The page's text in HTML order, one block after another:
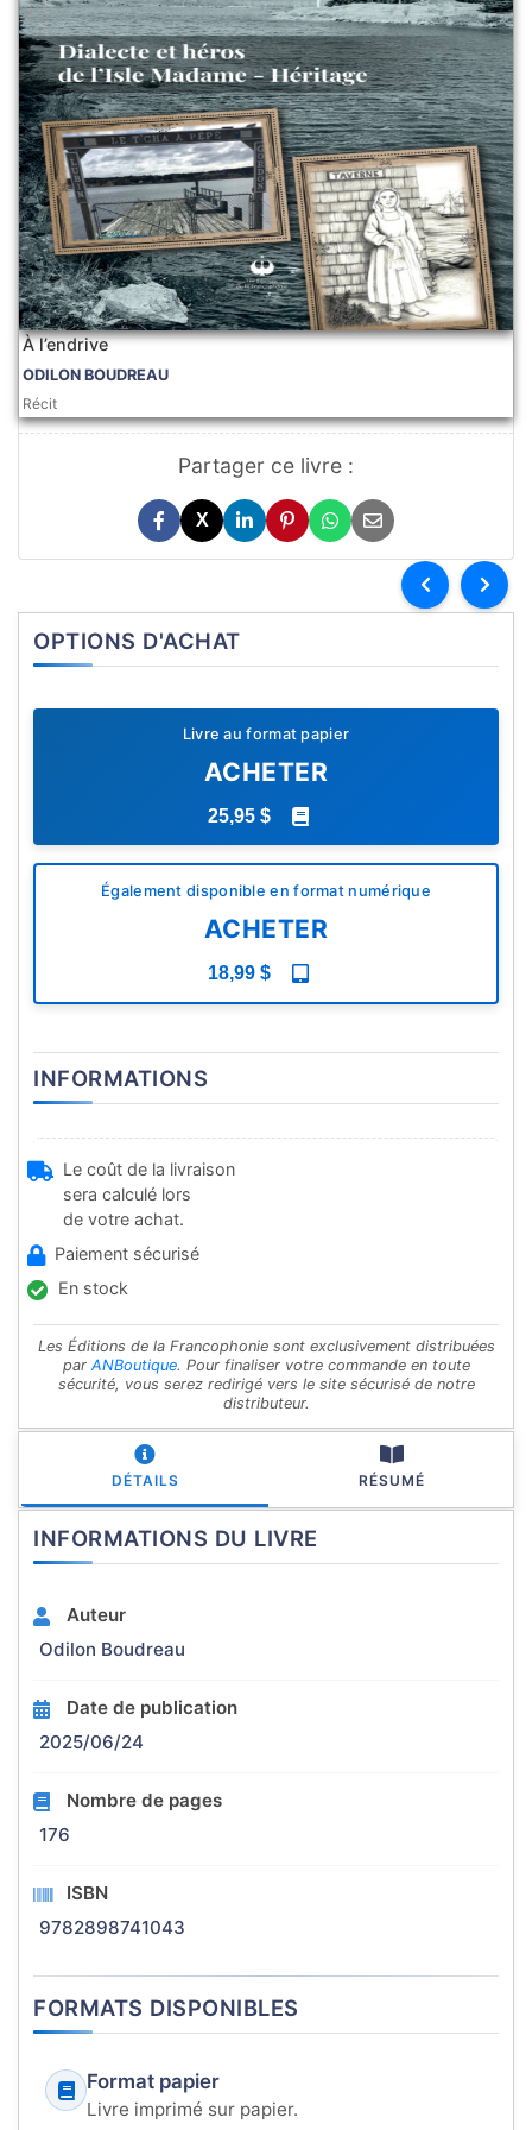
À l’endrive
ODILON BOUDREAU
Récit
Partager ce livre :
X
OPTIONS D'ACHAT
Livre au format papier
ACHETER
25,95 $
Également disponible en format numérique
ACHETER
18,99 $
INFORMATIONS
Le coût de la livraison
sera calculé lors
de votre achat.
Paiement sécurisé
En stock
Les Éditions de la Francophonie sont exclusivement distribuées
par ANBoutique. Pour finaliser votre commande en toute
sécurité, vous serez redirigé vers le site sécurisé de notre
distributeur.
DÉTAILS RÉSUMÉ
INFORMATIONS DU LIVRE
Auteur
Odilon Boudreau
Date de publication
2025/06/24
Nombre de pages
176
ISBN
9782898741043
FORMATS DISPONIBLES
Format papier
Livre imprimé sur papier.